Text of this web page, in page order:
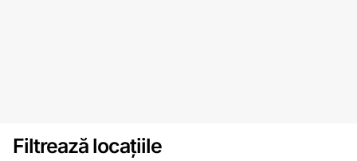
Filtrează locațiile